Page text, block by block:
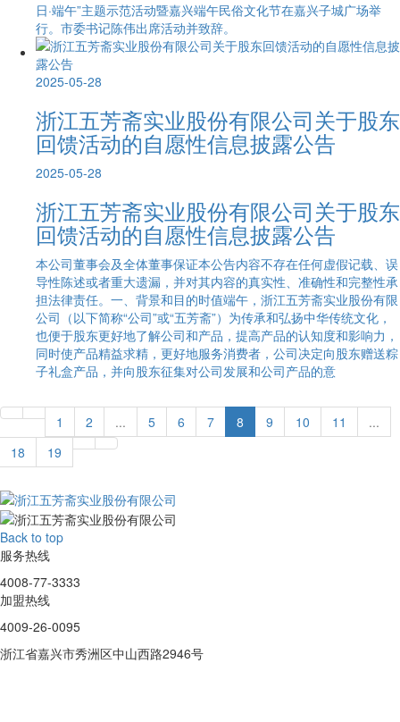
日·端午”主题示范活动暨嘉兴端午民俗文化节在嘉兴子城广场举
行。市委书记陈伟出席活动并致辞。
2025-05-28
浙江五芳斋实业股份有限公司关于股东
回馈活动的自愿性信息披露公告
2025-05-28
浙江五芳斋实业股份有限公司关于股东
回馈活动的自愿性信息披露公告
本公司董事会及全体董事保证本公告内容不存在任何虚假记载、误
导性陈述或者重大遗漏，并对其内容的真实性、准确性和完整性承
担法律责任。一、背景和目的时值端午，浙江五芳斋实业股份有限
公司（以下简称“公司”或“五芳斋”）为传承和弘扬中华传统文化，
也便于股东更好地了解公司和产品，提高产品的认知度和影响力，
同时使产品精益求精，更好地服务消费者，公司决定向股东赠送粽
子礼盒产品，并向股东征集对公司发展和公司产品的意
1 2 ... 5 6 7 8 9 10 11
...
18
19
Back to top
服务热线
4008-77-3333
加盟热线
4009-26-0095
浙江省嘉兴市秀洲区中山西路2946号